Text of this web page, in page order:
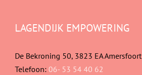
LAGENDIJK EMPOWERING
De Bekroning 50, 3823 EA Amersfoort
Telefoon: 06- 53 54 40 62